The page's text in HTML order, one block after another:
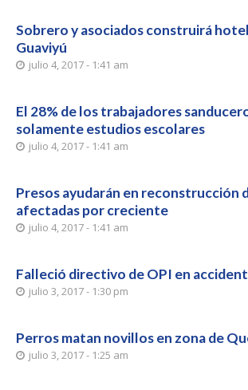
Sobrero y asociados construirá
Guaviyú
julio 4, 2017 - 1:41 am
El 28% de los trabajadores
solamente estudios escolares
julio 4, 2017 - 1:41 am
Presos ayudarán en reconstrucción
afectadas por creciente
julio 4, 2017 - 1:41 am
Falleció directivo de OPI en
julio 3, 2017 - 1:30 pm
Perros matan novillos en zona de
julio 3, 2017 - 1:25 am